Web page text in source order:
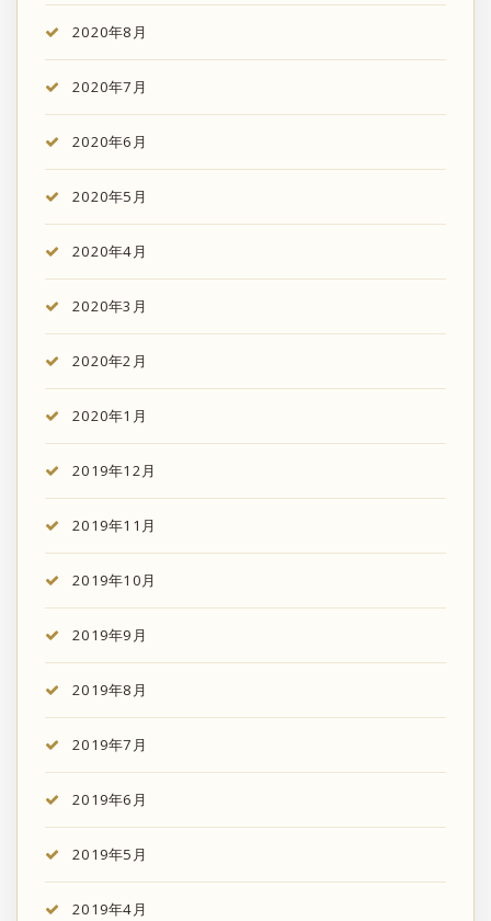
2020年8月
2020年7月
2020年6月
2020年5月
2020年4月
2020年3月
2020年2月
2020年1月
2019年12月
2019年11月
2019年10月
2019年9月
2019年8月
2019年7月
2019年6月
2019年5月
2019年4月